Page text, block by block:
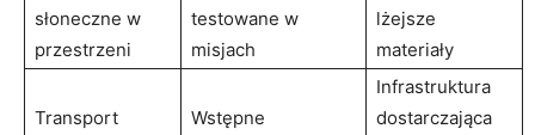
słoneczne w
przestrzeni
testowane w
misjach
lżejsze
materiały
Transport
Wstępne
Infrastruktura
dostarczająca